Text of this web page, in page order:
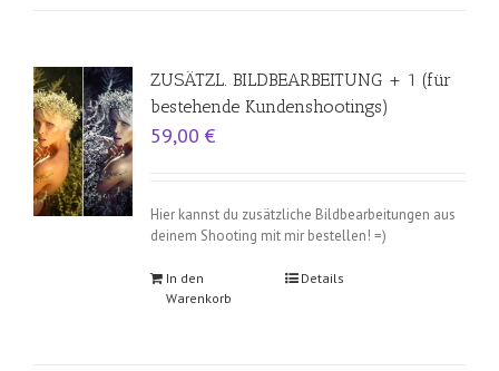
ZUSÄTZL. BILDBEARBEITUNG + 1 (für
bestehende Kundenshootings)
59,00 €
Hier kannst du zusätzliche Bildbearbeitungen aus
deinem Shooting mit mir bestellen! =)
In den
Warenkorb
Details